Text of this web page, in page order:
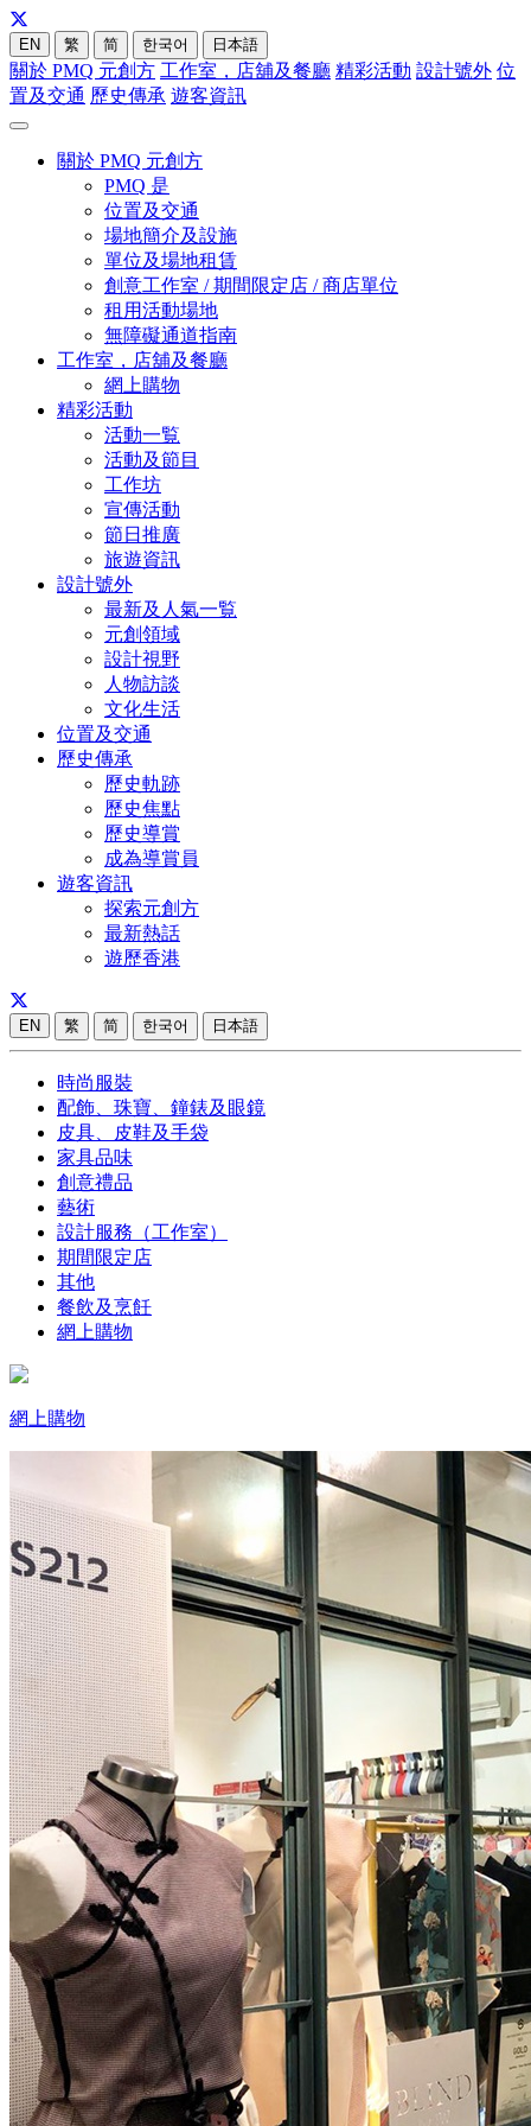
EN 繁 简 한국어 日本語
關於 PMQ 元創方 工作室，店舖及餐廳 精彩活動 設計號外 位
置及交通 歷史傳承 遊客資訊
關於 PMQ 元創方
PMQ 是
位置及交通
場地簡介及設施
單位及場地租賃
創意工作室 / 期間限定店 / 商店單位
租用活動場地
無障礙通道指南
工作室，店舖及餐廳
網上購物
精彩活動
活動一覧
活動及節目
工作坊
宣傳活動
節日推廣
旅遊資訊
設計號外
最新及人氣一覧
元創領域
設計視野
人物訪談
文化生活
位置及交通
歷史傳承
歷史軌跡
歷史焦點
歷史導賞
成為導賞員
遊客資訊
探索元創方
最新熱話
遊歷香港
EN 繁 简 한국어 日本語
時尚服裝
配飾、珠寶、鐘錶及眼鏡
皮具、皮鞋及手袋
家具品味
創意禮品
藝術
設計服務（工作室）
期間限定店
其他
餐飲及烹飪
網上購物
網上購物